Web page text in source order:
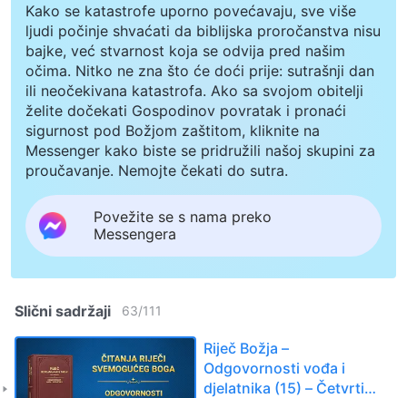
Kako se katastrofe uporno povećavaju, sve više
ljudi počinje shvaćati da biblijska proročanstva nisu
bajke, već stvarnost koja se odvija pred našim
očima. Nitko ne zna što će doći prije: sutrašnji dan
ili neočekivana katastrofa. Ako sa svojom obitelji
želite dočekati Gospodinov povratak i pronaći
sigurnost pod Božjom zaštitom, kliknite na
Messenger kako biste se pridružili našoj skupini za
proučavanje. Nemojte čekati do sutra.
Povežite se s nama preko
Messengera
Slični sadržaji 63/111
Riječ Božja –
Odgovornosti vođa i
djelatnika (15) – Četvrti